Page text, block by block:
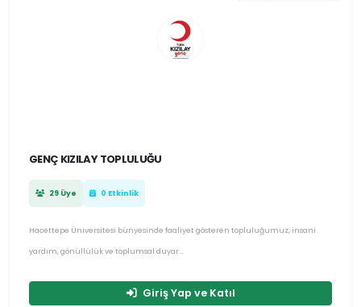
GENÇ KIZILAY TOPLULUĞU
29 Üye 0 Etkinlik
Hacettepe Üniversitesi bünyesinde faaliyet gösteren topluluğumuz; insani
yardım, gönüllülük ve toplumsal duyar...
Giriş Yap ve Katıl